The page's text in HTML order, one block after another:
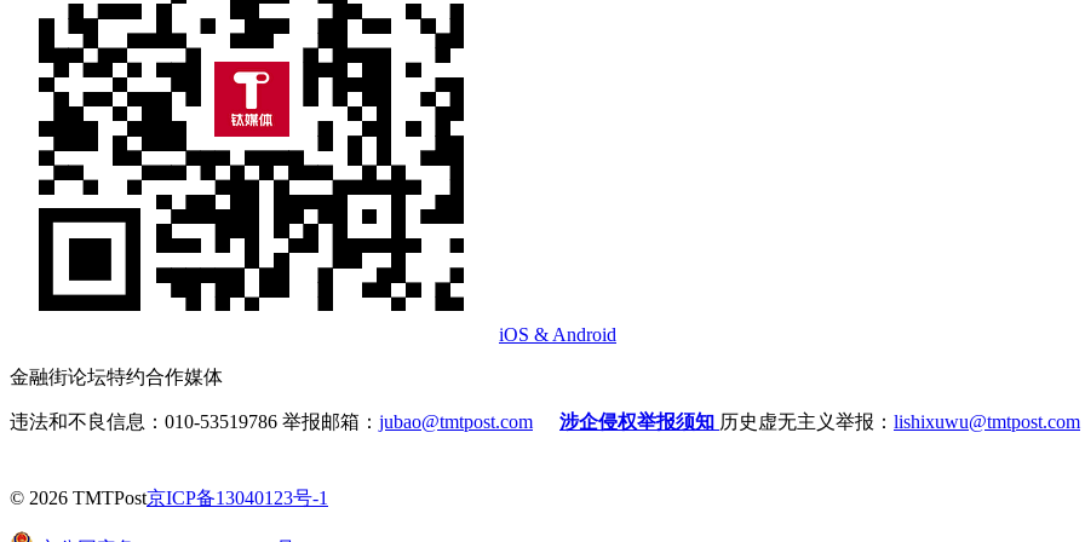
iOS & Android
金融街论坛特约合作媒体
违法和不良信息：010-53519786 举报邮箱： jubao@tmtpost.com 涉企侵权举报须知 历史虚无主义举报： lishixuwu@tmtpost.com
© 2026 TMTPost京ICP备13040123号-1